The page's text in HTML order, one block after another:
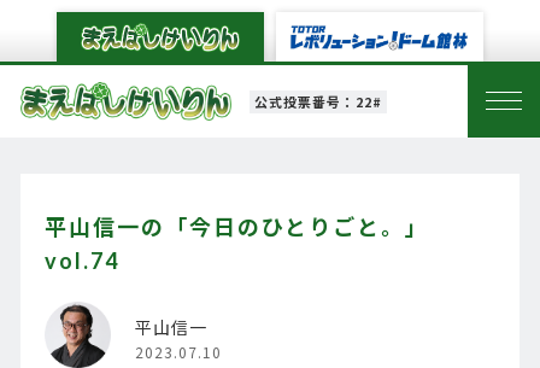
公式投票番号：22#
平山信一の「今日のひとりごと。」
vol.74
平山信一
2023.07.10